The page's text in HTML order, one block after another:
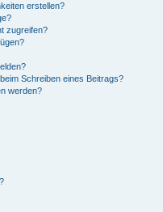
erstellen?
zugreifen?
Schreiben eines Beitrags?
werden?